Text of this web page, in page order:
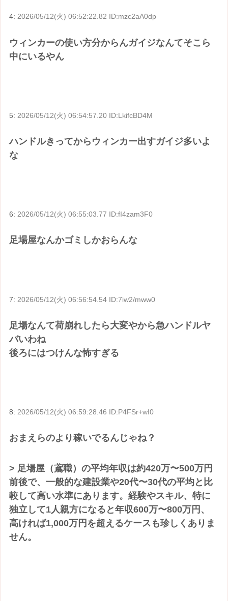
4:2026/05/12(火) 06:52:22.82 ID:mzc2aA0dp
ウィンカーの使い方分からんガイジなんてそこら
中にいるやん
5: 2026/05/12(火) 06:54:57.20 ID:LkifcBD4M
ハンドルきってからウィンカー出すガイジ多いよ
な
6:2026/05/12(火) 06:55:03.77 ID:fI4zam3F0
足場屋なんかゴミしかおらんな
7: 2026/05/12(火) 06:56:54.54 ID:7iw2/mww0
足場なんて荷崩れしたら大変やから急ハンドルヤ
バいわね
後ろにはつけんな怖すぎる
8: 2026/05/12(火) 06:59:28.46 ID:P4FSr+wI0
おまえらのより稼いでるんじゃね？
> 足場屋（鳶職）の平均年収は約420万〜500万円
前後で、一般的な建設業や20代〜30代の平均と比
較して高い水準にあります。経験やスキル、特に
独立して1人親方になると年収600万〜800万円、
高ければ1,000万円を超えるケースも珍しくありま
せん。